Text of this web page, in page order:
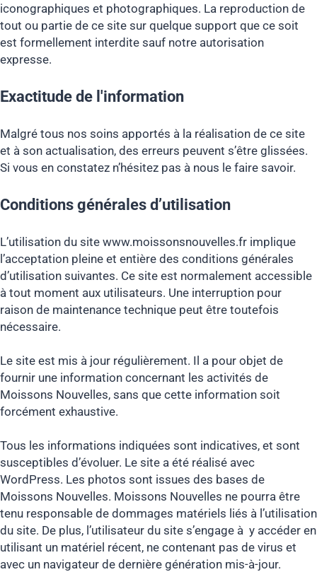
iconographiques et photographiques. La reproduction de
tout ou partie de ce site sur quelque support que ce soit
est formellement interdite sauf notre autorisation
expresse.
Exactitude de l'information
Malgré tous nos soins apportés à la réalisation de ce site
et à son actualisation, des erreurs peuvent s’être glissées.
Si vous en constatez n’hésitez pas à nous le faire savoir.
Conditions générales d’utilisation
L’utilisation du site www.moissonsnouvelles.fr implique
l’acceptation pleine et entière des conditions générales
d’utilisation suivantes. Ce site est normalement accessible
à tout moment aux utilisateurs. Une interruption pour
raison de maintenance technique peut être toutefois
nécessaire.
Le site est mis à jour régulièrement. Il a pour objet de
fournir une information concernant les activités de
Moissons Nouvelles, sans que cette information soit
forcément exhaustive.
Tous les informations indiquées sont indicatives, et sont
susceptibles d’évoluer. Le site a été réalisé avec
WordPress. Les photos sont issues des bases de
Moissons Nouvelles. Moissons Nouvelles ne pourra être
tenu responsable de dommages matériels liés à l’utilisation
du site. De plus, l’utilisateur du site s’engage à y accéder en
utilisant un matériel récent, ne contenant pas de virus et
avec un navigateur de dernière génération mis-à-jour.